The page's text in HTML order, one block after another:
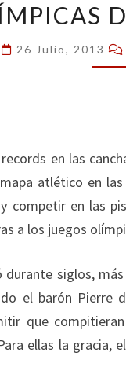
26 Julio, 2013
en las
atlético en
competir en las
a los juegos
siglos,
el barón
que
ellas la gracia,